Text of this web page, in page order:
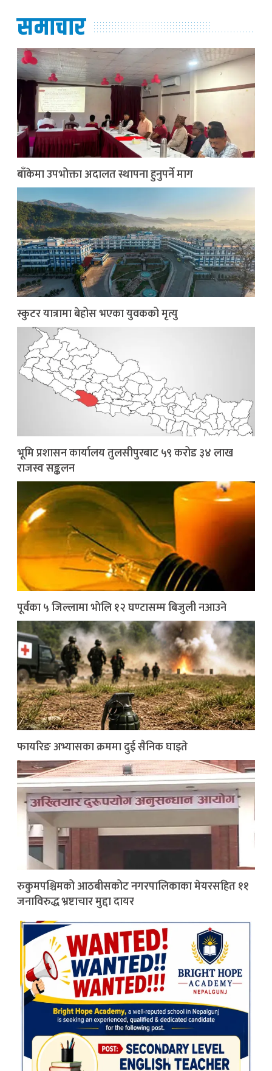
समाचार
बाँकेमा उपभोक्ता अदालत स्थापना हुनुपर्ने माग
स्कुटर यात्रामा बेहोस भएका युवकको मृत्यु
भूमि प्रशासन कार्यालय तुलसीपुरबाट ५९ करोड ३४ लाख
राजस्व सङ्कलन
पूर्वका ५ जिल्लामा भाेलि १२ घण्टासम्म बिजुली नआउने
फायरिङ अभ्यासका क्रममा दुई सैनिक घाइते
रुकुमपश्चिमको आठबीसकोट नगरपालिकाका मेयरसहित ११
जनाविरुद्ध भ्रष्टाचार मुद्दा दायर